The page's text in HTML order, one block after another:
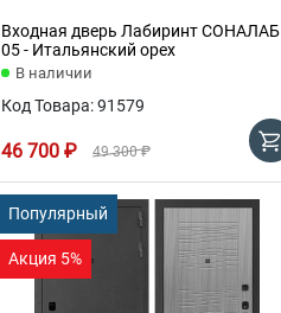
Входная дверь Лабиринт СОНАЛАБ
05 - Итальянский орех
В наличии
Код Товара: 91579
46 700 ₽ 49 300 ₽
Популярный
Акция 5%